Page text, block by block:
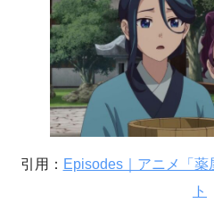
引用： Episodes｜アニメ「薬
ト